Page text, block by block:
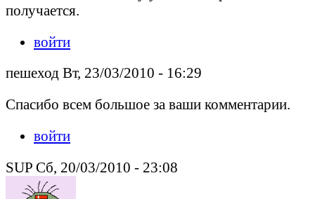
получается.
войти
пешеход Вт, 23/03/2010 - 16:29
Спасибо всем большое за ваши комментарии.
войти
SUP Сб, 20/03/2010 - 23:08